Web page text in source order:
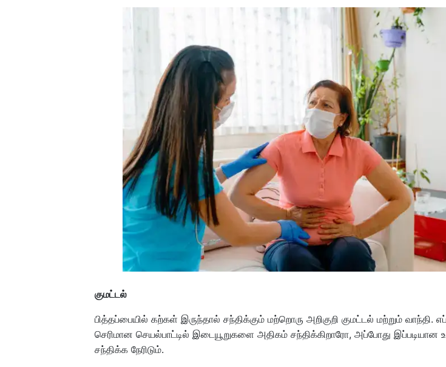
குமட்டல்
பித்தப்பையில் கற்கள் இருந்தால் சந்திக்கும் மற்றொரு அறிகுறி குமட்டல் மற்றும் வாந்தி.
செரிமான செயல்பாட்டில் இடையூறுகளை அதிகம் சந்திக்கிறாரோ, அப்போது
சந்திக்க நேரிடும்.